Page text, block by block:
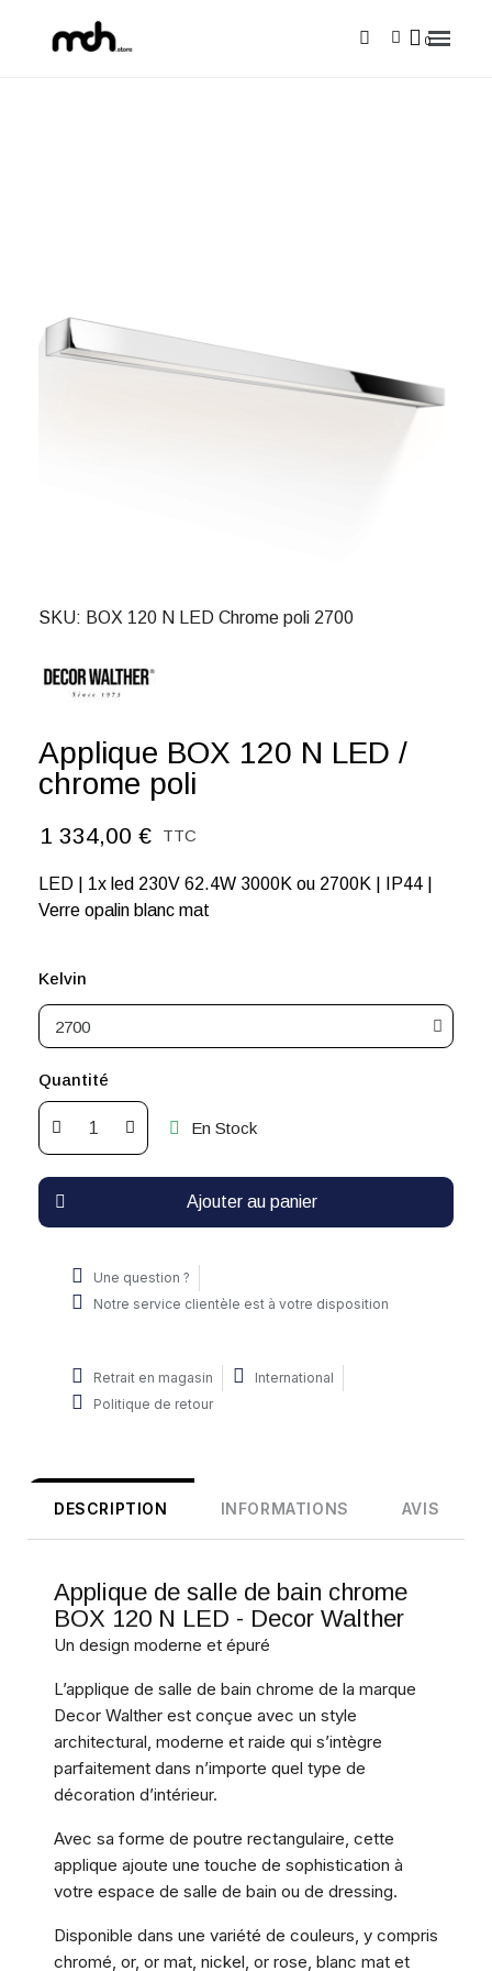
SKU BOX 120 N LED Chrome poli 2700
Applique BOX 120 N LED /
chrome poli
1 334,00 € TTC
LED | 1x led 230V 62.4W 3000K ou 2700K | IP44 |
Verre opalin blanc mat
Kelvin
Quantité
En Stock
Ajouter au panier
Une question ?
Notre service clientèle est à votre disposition
Retrait en magasin
International
Politique de retour
DESCRIPTION INFORMATIONS AVIS
Applique de salle de bain chrome
BOX 120 N LED - Decor Walther
Un design moderne et épuré
L’applique de salle de bain chrome de la marque
Decor Walther est conçue avec un style
architectural, moderne et raide qui s’intègre
parfaitement dans n’importe quel type de
décoration d’intérieur.
Avec sa forme de poutre rectangulaire, cette
applique ajoute une touche de sophistication à
votre espace de salle de bain ou de dressing.
Disponible dans une variété de couleurs, y compris
chromé, or, or mat, nickel, or rose, blanc mat et